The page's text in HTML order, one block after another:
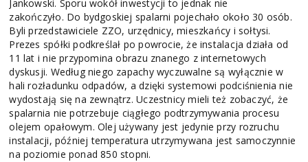
Jankowski. Sporu wokół inwestycji to jednak nie
zakończyło. Do bydgoskiej spalarni pojechało około 30 osób.
Byli przedstawiciele ZZO, urzędnicy, mieszkańcy i sołtysi.
Prezes spółki podkreślał po powrocie, że instalacja działa od
11 lat i nie przypomina obrazu znanego z internetowych
dyskusji. Według niego zapachy wyczuwalne są wyłącznie w
hali rozładunku odpadów, a dzięki systemowi podciśnienia nie
wydostają się na zewnątrz. Uczestnicy mieli też zobaczyć, że
spalarnia nie potrzebuje ciągłego podtrzymywania procesu
olejem opałowym. Olej używany jest jedynie przy rozruchu
instalacji, później temperatura utrzymywana jest samoczynnie
na poziomie ponad 850 stopni.